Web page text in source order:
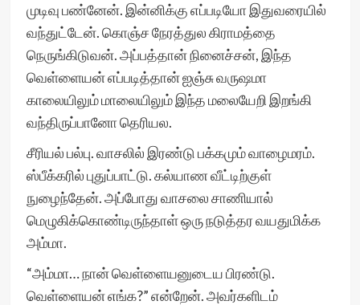
முடிவு பண்னேன். இன்னிக்கு எப்படியோ இதுவரையில்
வந்துட்டேன். கொஞ்ச நேரத்துல கிராமத்தை
நெருங்கிடுவன். அப்பத்தான் நினைச்சன், இந்த
வெள்ளையன் எப்படித்தான் ஐஞ்சு வருஷமா
காலையிலும் மாலையிலும் இந்த மலையேறி இறங்கி
வந்திருப்பானோ தெரியல.
சீரியல் பல்பு. வாசலில் இரண்டு பக்கமும் வாழைமரம்.
ஸ்பீக்கரில் புதுப்பாட்டு. கல்யாண வீட்டிற்குள்
நுழைந்தேன். அப்போது வாசலை சாணியால்
மெழுகிக்கொண்டிருந்தாள் ஒரு நடுத்தர வயதுமிக்க
அம்மா.
“அம்மா… நான் வெள்ளையனுடைய பிரண்டு.
வெள்ளையன் எங்க?” என்றேன். அவர்களிடம்